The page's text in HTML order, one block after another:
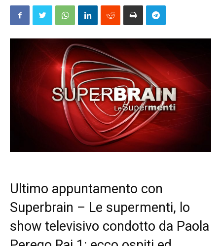
Ultimo appuntamento con
Superbrain – Le supermenti, lo
show televisivo condotto da Paola